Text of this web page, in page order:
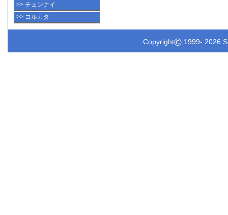
>> チェンナイ
>> コルカタ
Copyright©1999- 2026